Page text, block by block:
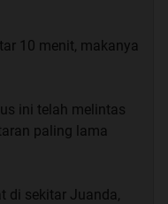
10 menit, makanya
ini telah melintas
paling lama
di sekitar Juanda,